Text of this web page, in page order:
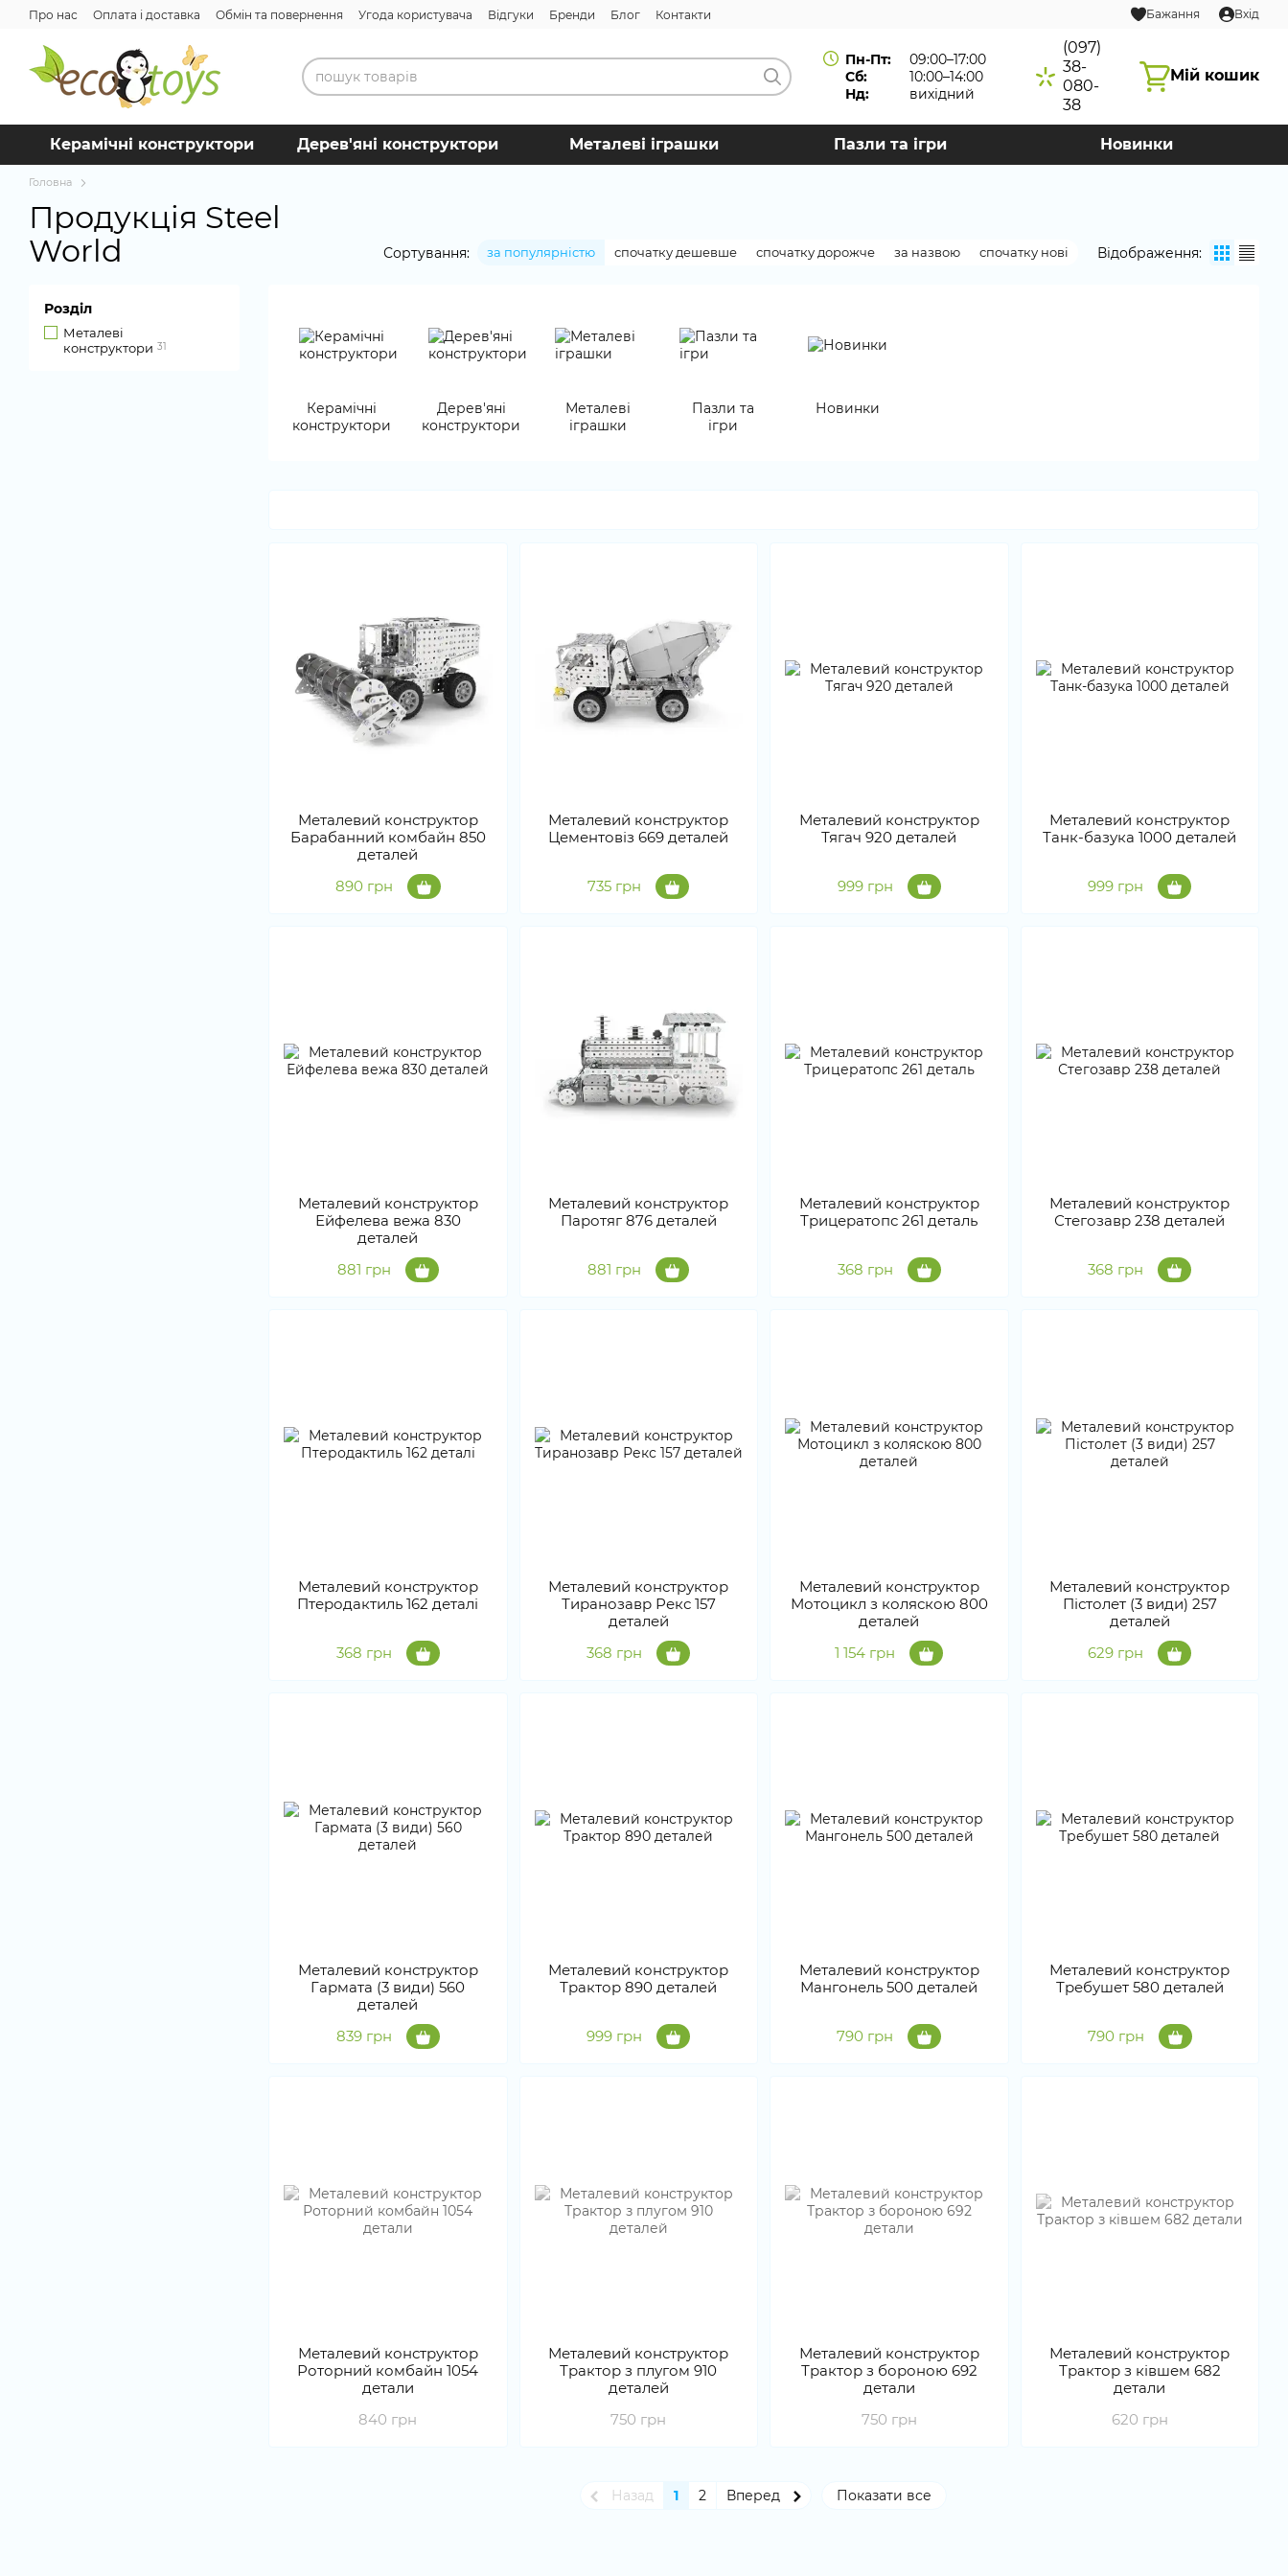
Перейти до основного контенту
Про нас Оплата і доставка Обмін та повернення Угода користувача Відгуки Бренди Блог Контакти Бажання Вхід
Пн-Пт:
09:00–17:00
Сб:
10:00–14:00
Нд:
вихідний
(097)
38-
080-
38
Мій кошик
Керамічні конструктори Дерев'яні конструктори Металеві іграшки Пазли та ігри Новинки
Головна
Продукція Steel
World
Сортування: за популярністю спочатку дешевше спочатку дорожче за назвою спочатку нові Відображення:
Керамічні
конструктори
Дерев'яні
конструктори
Металеві
іграшки
Пазли та
ігри
Новинки
Металевий конструктор
Барабанний комбайн 850
деталей
890 грн
Металевий конструктор
Цементовіз 669 деталей
735 грн
Металевий конструктор
Тягач 920 деталей
999 грн
Металевий конструктор
Танк-базука 1000 деталей
999 грн
Металевий конструктор
Ейфелева вежа 830
деталей
881 грн
Металевий конструктор
Паротяг 876 деталей
881 грн
Металевий конструктор
Трицератопс 261 деталь
368 грн
Металевий конструктор
Стегозавр 238 деталей
368 грн
Металевий конструктор
Птеродактиль 162 деталі
368 грн
Металевий конструктор
Тиранозавр Рекс 157
деталей
368 грн
Металевий конструктор
Мотоцикл з коляскою 800
деталей
1 154 грн
Металевий конструктор
Пістолет (3 види) 257
деталей
629 грн
Металевий конструктор
Гармата (3 види) 560
деталей
839 грн
Металевий конструктор
Трактор 890 деталей
999 грн
Металевий конструктор
Мангонель 500 деталей
790 грн
Металевий конструктор
Требушет 580 деталей
790 грн
Металевий конструктор
Роторний комбайн 1054
детали
840 грн
Металевий конструктор
Трактор з плугом 910
деталей
750 грн
Металевий конструктор
Трактор з бороною 692
детали
750 грн
Металевий конструктор
Трактор з ківшем 682
детали
620 грн
Назад 1 2 Вперед Показати все
Розділ
Металеві
конструктори 31